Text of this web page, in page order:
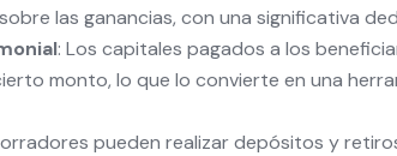
las ganancias, con una significativa
: Los capitales pagados a los
monto, lo que lo convierte en una
pueden realizar depósitos y